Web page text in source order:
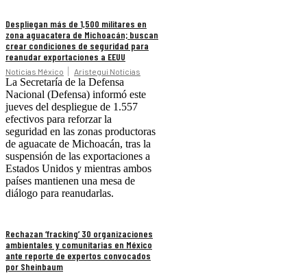
Despliegan más de 1,500 militares en
zona aguacatera de Michoacán; buscan
crear condiciones de seguridad para
reanudar exportaciones a EEUU
Noticias México Aristegui Noticias
La Secretaría de la Defensa
Nacional (Defensa) informó este
jueves del despliegue de 1.557
efectivos para reforzar la
seguridad en las zonas productoras
de aguacate de Michoacán, tras la
suspensión de las exportaciones a
Estados Unidos y mientras ambos
países mantienen una mesa de
diálogo para reanudarlas.
Rechazan ‘fracking’ 30 organizaciones
ambientales y comunitarias en México
ante reporte de expertos convocados
por Sheinbaum